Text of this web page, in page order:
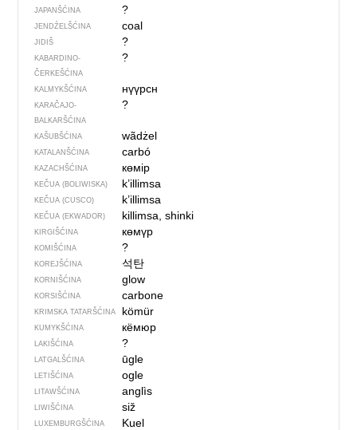
JAPANŠĆINA ?
JENDŹELŠĆINA coal
JIDIŠ ?
KABARDINO-
ČERKEŠĆINA
?
KALMYKŠĆINA нүүрсн
KARAČAJO-
BALKARŠĆINA
?
KAŠUBŠĆINA wãdżel
KATALANŠĆINA carbó
KAZACHŠĆINA көмір
KEČUA (BOLIWISKA) k’illimsa
KEČUA (CUSCO) k’illimsa
KEČUA (EKWADOR) killimsa, shinki
KIRGIŠĆINA көмүр
KOMIŠĆINA ?
KOREJŠĆINA 석탄
KORNIŠĆINA glow
KORSIŠĆINA carbone
KRIMSKA TATARŠĆINA kömür
KUMYKŠĆINA кёмюр
LAKIŠĆINA ?
LATGALŠĆINA ūgle
LETIŠĆINA ogle
LITAWŠĆINA anglìs
LIWIŠĆINA siž
LUXEMBURGŠĆINA Kuel